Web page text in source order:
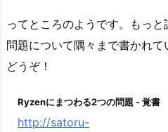
ってところのようです。もっ
問題について隅々まで書かれ
どうぞ！
Ryzenにまつわる2つの問題 - 覚書
http://satoru-